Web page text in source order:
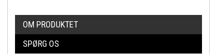
OM PRODUKTET
SPØRG OS